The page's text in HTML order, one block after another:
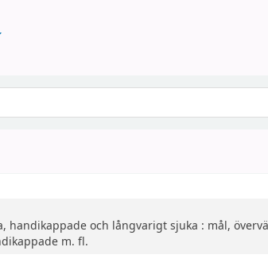
handikappade och långvarigt sjuka : mål,
m. fl.